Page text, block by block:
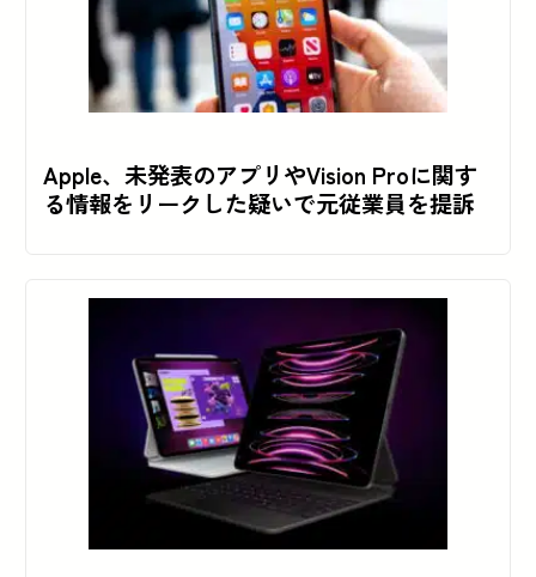
Apple、未発表のアプリやVision Proに関す
る情報をリークした疑いで元従業員を提訴